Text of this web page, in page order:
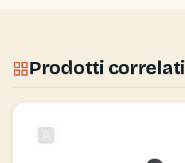
Prodotti correlati